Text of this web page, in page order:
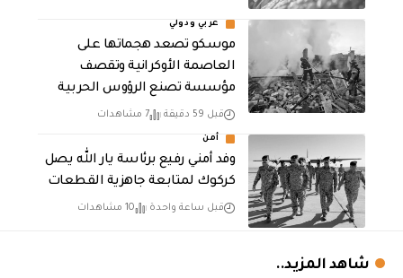
عربي ودولي
موسكو تصعد هجماتها على
العاصمة الأوكرانية وتقصف
مؤسسة تصنع الرؤوس الحربية
قبل 59 دقيقة 7 مشاهدات
أمن
وفد أمني رفيع برئاسة يار الله يصل
كركوك لمتابعة جاهزية القطعات
قبل ساعة واحدة 10 مشاهدات
شاهد المزيد..